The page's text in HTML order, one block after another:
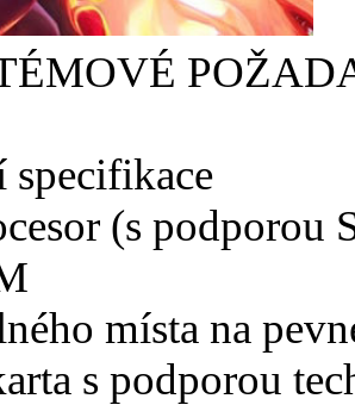
(s podporou
místa na
s podporou